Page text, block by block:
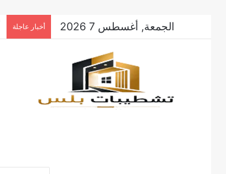
الجمعة, أغسطس 7 2026 أخبار عاجلة